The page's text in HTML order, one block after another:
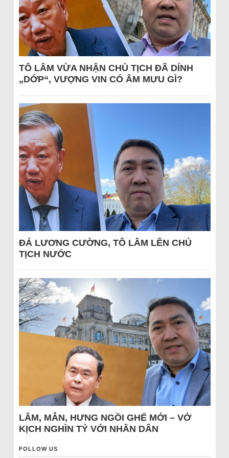
TÔ LÂM VỪA NHẬN CHỦ TỊCH ĐÃ DÍNH
„DỚP“, VƯỢNG VIN CÓ ÂM MƯU GÌ?
ĐÁ LƯƠNG CƯỜNG, TÔ LÂM LÊN CHỦ
TỊCH NƯỚC
LÂM, MẪN, HƯNG NGỒI GHẾ MỚI – VỞ
KỊCH NGHÌN TỶ VỚI NHÂN DÂN
FOLLOW US